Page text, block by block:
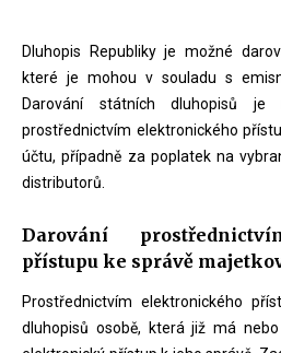
Dluhopis Republiky je možné
které je mohou v souladu s
Darování státních dluhopisů je
prostřednictvím elektronického
účtu, případně za poplatek na
distributorů.
Darování
přístupu ke správě
Prostřednictvím elektronického
dluhopisů osobě, která již má